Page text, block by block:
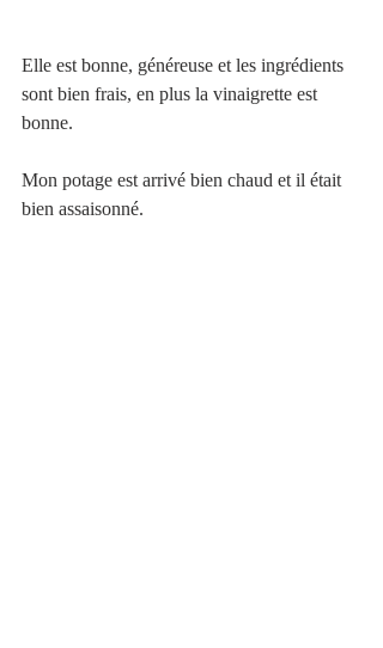
Elle est bonne, généreuse et les ingrédients
sont bien frais, en plus la vinaigrette est
bonne.
Mon potage est arrivé bien chaud et il était
bien assaisonné.